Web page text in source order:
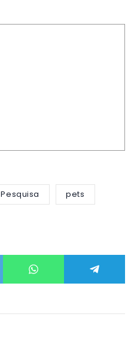
Pesquisa pets